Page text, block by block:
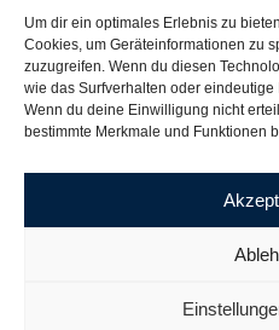
Um dir ein optimales Erlebnis zu
Cookies, um Geräteinformationen zu
zuzugreifen. Wenn du diesen
wie das Surfverhalten oder
Wenn du deine Einwilligung nicht
bestimmte Merkmale und Funktionen
SHOP
Produkte
Unsere Partner
Versand, Lieferung
Nachsetzzeichen für